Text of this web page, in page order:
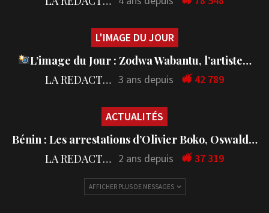
L'IMAGE DU JOUR
L’image du Jour : Zodwa Wabantu, l’artiste…
LA REDACTION 3 ans depuis 42 789
ACTUALITÉS
Bénin : Les arrestations d’Olivier Boko, Oswald…
LA REDACTION 2 ans depuis 37 319
AFFICHER PLUS DE MESSAGES